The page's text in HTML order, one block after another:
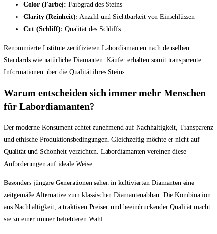
Color (Farbe): Farbgrad des Steins
Clarity (Reinheit): Anzahl und Sichtbarkeit von Einschlüssen
Cut (Schliff): Qualität des Schliffs
Renommierte Institute zertifizieren Labordiamanten nach denselben
Standards wie natürliche Diamanten. Käufer erhalten somit transparente
Informationen über die Qualität ihres Steins.
Warum entscheiden sich immer mehr Menschen
für Labordiamanten?
Der moderne Konsument achtet zunehmend auf Nachhaltigkeit, Transparenz
und ethische Produktionsbedingungen. Gleichzeitig möchte er nicht auf
Qualität und Schönheit verzichten. Labordiamanten vereinen diese
Anforderungen auf ideale Weise.
Besonders jüngere Generationen sehen in kultivierten Diamanten eine
zeitgemäße Alternative zum klassischen Diamantenabbau. Die Kombination
aus Nachhaltigkeit, attraktiven Preisen und beeindruckender Qualität macht
sie zu einer immer beliebteren Wahl.